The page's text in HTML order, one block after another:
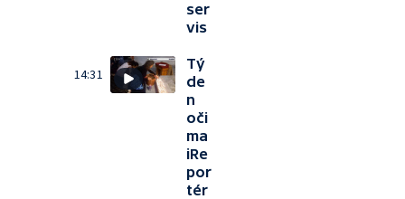
ser
vis
14:31
Tý
de
n
oči
ma
iRe
por
tér